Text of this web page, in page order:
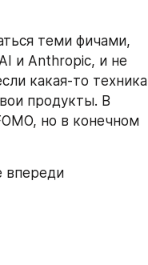
теми фичами,
и Anthropic, и не
какая-то техника
продукты. В
но в конечном
впереди